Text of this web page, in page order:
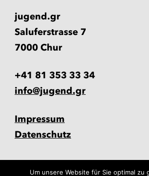
jugend.gr
Saluferstrasse 7
7000 Chur
+41 81 353 33 34
info@jugend.gr
Impressum
Datenschutz
Um unsere Website für Sie optimal zu